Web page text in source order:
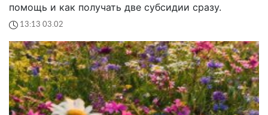
помощь и как получать две субсидии сразу.
13:13 03.02